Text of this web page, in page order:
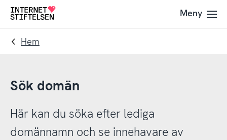
Till
navigering
Till
innehåll
Till
Meny
Hem
Sök domän
Här kan du söka efter lediga
domännamn och se innehavare av